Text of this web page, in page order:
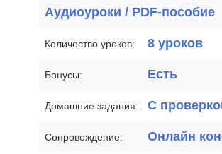
Аудиоуроки / PDF-пособие
Количество уроков: 8 уроков
Бонусы: Есть
Домашние задания: С
Сопровождение: Онлайн